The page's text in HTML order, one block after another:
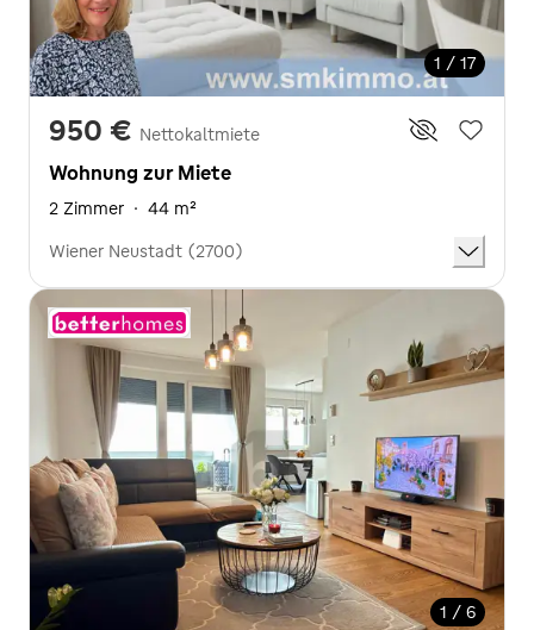
1 / 17
950 € Nettokaltmiete
Wohnung zur Miete
2 Zimmer · 44 m²
Wiener Neustadt (2700)
1 / 6